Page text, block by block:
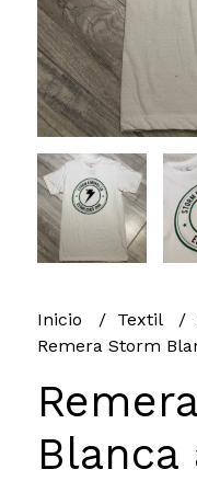
Inicio Textil
Remera Storm
Blanca